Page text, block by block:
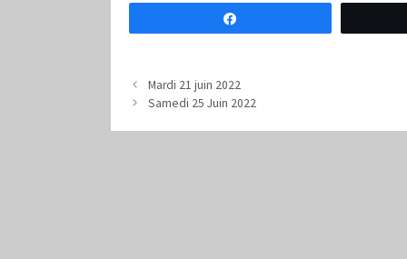
Mardi 21 juin 2022
Samedi 25 Juin 2022